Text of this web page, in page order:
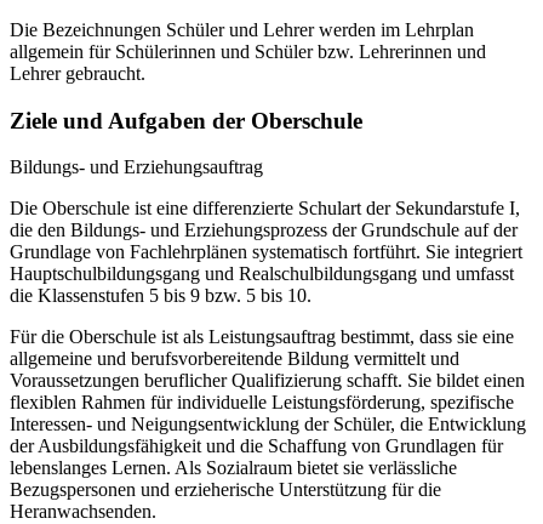
Die Bezeichnungen Schüler und Lehrer werden im Lehrplan
allgemein für Schülerinnen und Schüler bzw. Lehrerinnen und
Lehrer gebraucht.
Ziele und Aufgaben der Oberschule
Bildungs- und Erziehungsauftrag
Die Oberschule ist eine differenzierte Schulart der Sekundarstufe I,
die den Bildungs- und Erziehungsprozess der Grundschule auf der
Grundlage von Fachlehrplänen systematisch fortführt. Sie integriert
Hauptschulbildungsgang und Realschulbildungsgang und umfasst
die Klassenstufen 5 bis 9 bzw. 5 bis 10.
Für die Oberschule ist als Leistungsauftrag bestimmt, dass sie eine
allgemeine und berufsvorbereitende Bildung vermittelt und
Voraussetzungen beruflicher Qualifizierung schafft. Sie bildet einen
flexiblen Rahmen für individuelle Leistungsförderung, spezifische
Interessen- und Neigungsentwicklung der Schüler, die Entwicklung
der Ausbildungsfähigkeit und die Schaffung von Grundlagen für
lebenslanges Lernen. Als Sozialraum bietet sie verlässliche
Bezugspersonen und erzieherische Unterstützung für die
Heranwachsenden.